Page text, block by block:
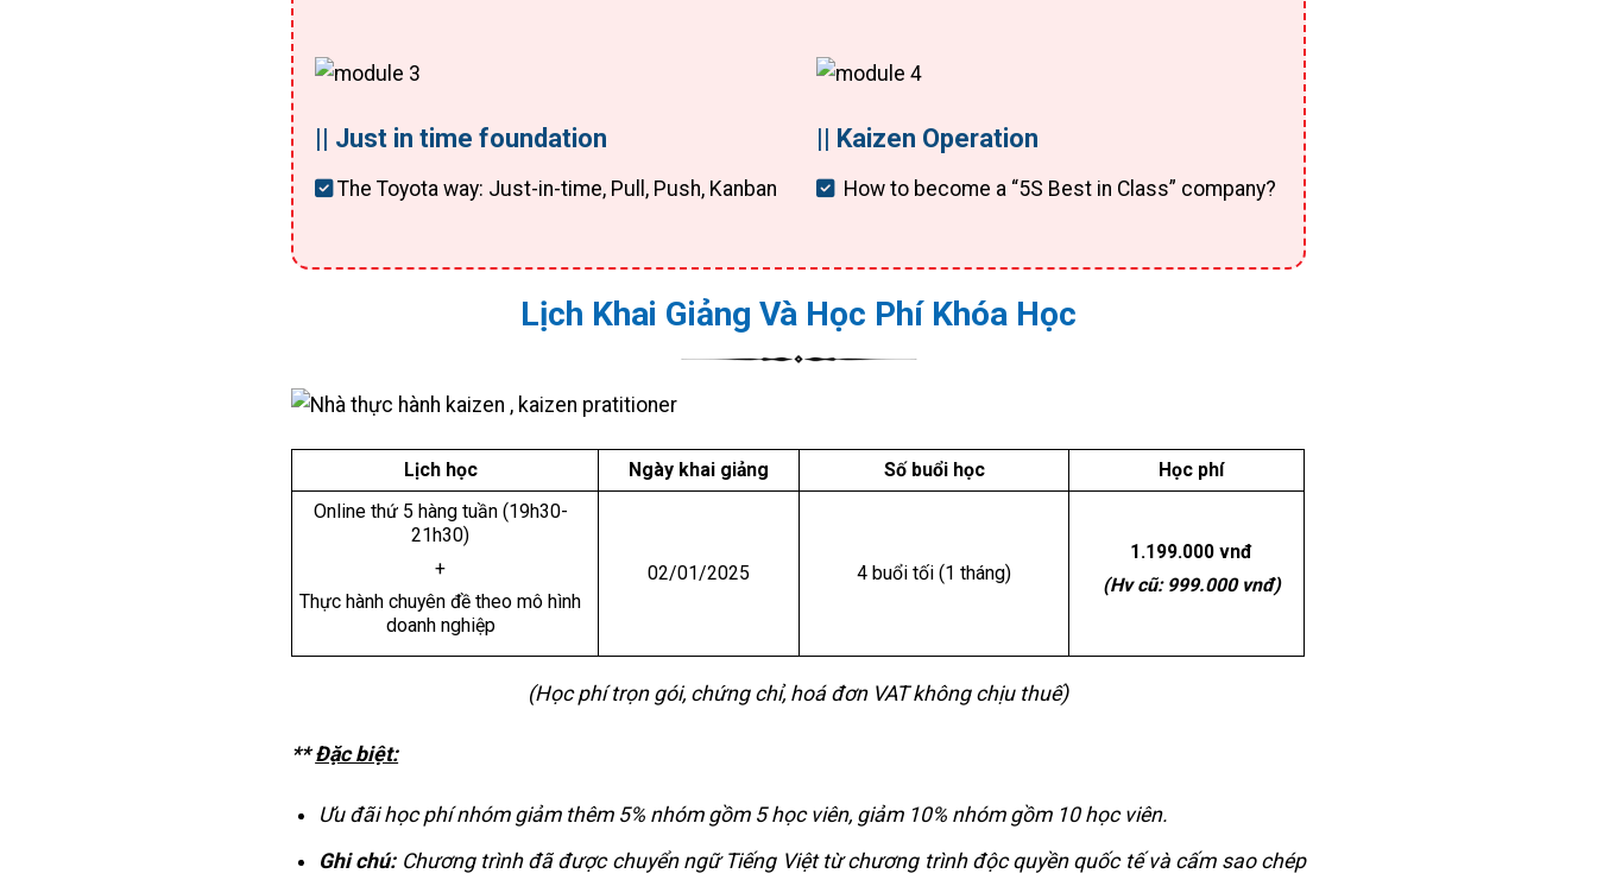
|| Just in time foundation
The Toyota way: Just-in-time, Pull, Push, Kanban
|| Kaizen Operation
How to become a “5S Best in Class” company?
Lịch Khai Giảng Và Học Phí Khóa Học
Lịch học Ngày khai giảng Số buổi học
Học phí
Online thứ 5 hàng tuần (19h30-
21h30)
+
Thực hành chuyên đề theo mô hình
doanh nghiệp
02/01/2025 4 buổi tối (1 tháng)
1.199.000 vnđ
(Hv cũ: 999.000 vnđ)
(Học phí trọn gói, chứng chỉ, hoá đơn VAT không chịu thuế)
**Đặc biệt:
Ưu đãi học phí nhóm giảm thêm 5% nhóm gồm 5 học viên, giảm 10% nhóm gồm 10 học viên.
Ghi chú:Chương trình đã được chuyển ngữ Tiếng Việt từ chương trình độc quyền quốc tế và cấm sao chép